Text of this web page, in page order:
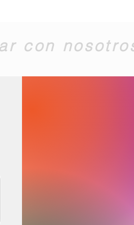
con